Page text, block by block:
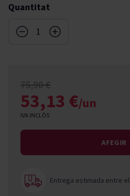
Quantitat
75,90 €
53,13 €/un
IVA INCLÒS
AFEGIR
Entrega estimada entre el